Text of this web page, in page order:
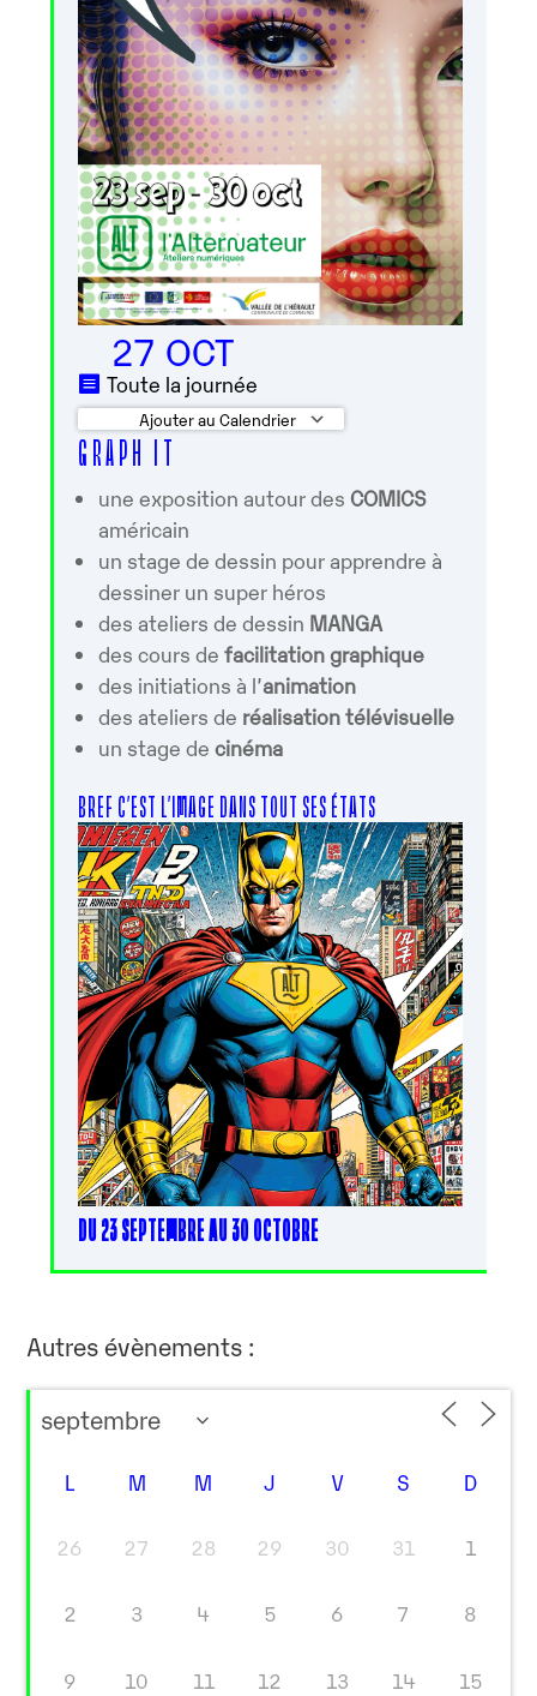
27 OCT
Toute la journée
Ajouter au Calendrier
Télécharger ICS
G R A P H I T
une exposition autour desCOMICS
américain
un stage de dessin pour apprendre à
dessiner un super héros
des ateliers de dessin MANGA
des cours defacilitation graphique
des initiations à l’animation
des ateliers de réalisation télévisuelle
un stage decinéma
BREF C’EST L’IMAGE DANS TOUT SES ÉTATS
DU 23 SEPTEMBRE AU 30 OCTOBRE
Autres évènements :
L M M J V S D
26 27 28 29 30 31 1
2 3 4 5 6 7 8
9 10 11 12 13 14 15